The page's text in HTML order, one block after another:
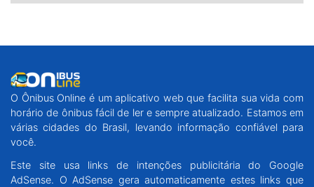
O Ônibus Online é um aplicativo web que facilita sua vida com
horário de ônibus fácil de ler e sempre atualizado. Estamos em
várias cidades do Brasil, levando informação confiável para
você.
Este site usa links de intenções publicitária do Google
AdSense. O AdSense gera automaticamente estes links que